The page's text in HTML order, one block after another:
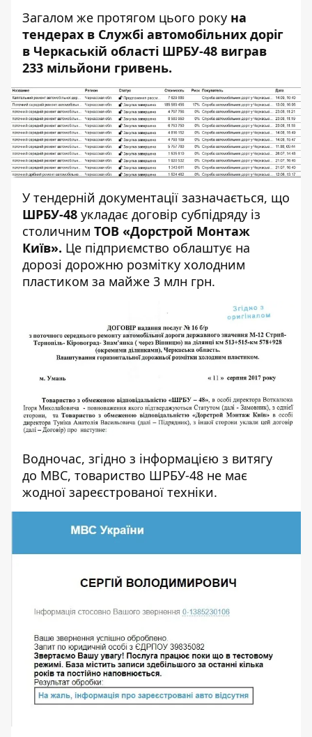
Загалом же протягом цього року на
тендерах в Службі автомобільних доріг
в Черкаській області ШРБУ-48 виграв
233 мільйони гривень.
У тендерній документації зазначається, що
ШРБУ-48 укладає договір субпідряду із
столичним ТОВ «Дорстрой Монтаж
Київ». Це підприємство облаштує на
дорозі дорожню розмітку холодним
пластиком за майже 3 млн грн.
Водночас, згідно з інформацією з витягу
до МВС, товариство ШРБУ-48 не має
жодної зареєстрованої техніки.